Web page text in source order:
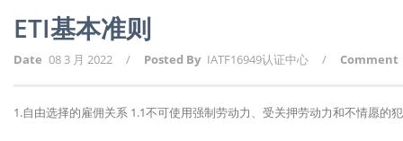
ETI基本准则
Date 08 3 月 2022 / Posted By IATF16949认证中心 / Comment
1.自由选择的雇佣关系 1.1不可使用强制劳动力、受关押劳动力和不情愿的